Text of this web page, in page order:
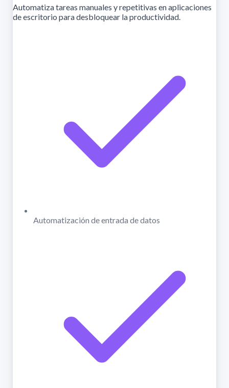
Automatiza tareas manuales y repetitivas en aplicaciones
de escritorio para desbloquear la productividad.
Automatización de entrada de datos